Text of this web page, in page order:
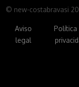
© new-costabravasi
Aviso
legal
Política